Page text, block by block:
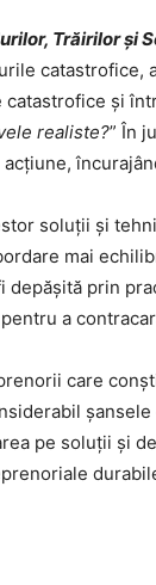
Trăirilor și
catastrofice,
și
realiste?” În
soluții și
mai
depășită prin
a
care
pe soluții și